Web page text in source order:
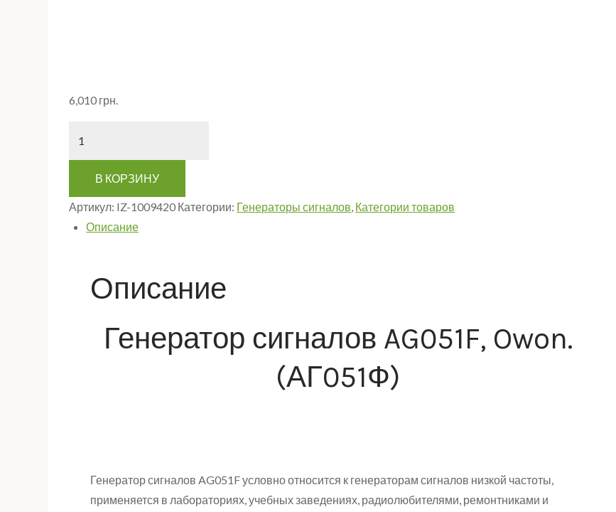
6,010 грн.
В КОРЗИНУ
Артикул: IZ-1009420 Категории: Генераторы сигналов, Категории товаров
Описание
Описание
Генератор сигналов AG051F, Owon.
(АГ051Ф)
Генератор сигналов AG051F условно относится к генераторам сигналов низкой частоты,
применяется в лабораториях, учебных заведениях, радиолюбителями, ремонтниками и